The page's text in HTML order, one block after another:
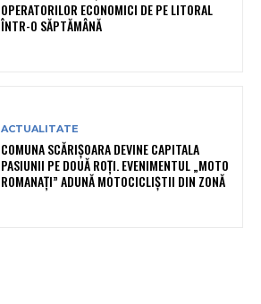
OPERATORILOR ECONOMICI DE PE LITORAL
ÎNTR-O SĂPTĂMÂNĂ
ACTUALITATE
COMUNA SCĂRIȘOARA DEVINE CAPITALA
PASIUNII PE DOUĂ ROȚI. EVENIMENTUL „MOTO
ROMANAȚI” ADUNĂ MOTOCICLIȘTII DIN ZONĂ